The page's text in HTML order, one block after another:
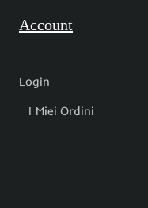
Account
Login
I Miei Ordini